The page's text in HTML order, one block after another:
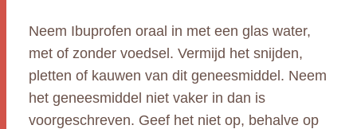
Neem Ibuprofen oraal in met een glas water,
met of zonder voedsel. Vermijd het snijden,
pletten of kauwen van dit geneesmiddel. Neem
het geneesmiddel niet vaker in dan is
voorgeschreven. Geef het niet op, behalve op